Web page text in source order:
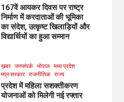
167वें आयकर दिवस पर राष्ट्र
निर्माण में करदाताओं की भूमिका
का संदेश, उत्कृष्ट खिलाड़ियों और
विद्यार्थियों का हुआ सम्मान
ख़बर जनसंपर्क भोपाल मध्य प्रदेश
मप्र सरकार राजनीतिक राज्य
प्रदेश में महिला सशक्तीकरण
योजनाओं को मिलेगी नई रफ्तार